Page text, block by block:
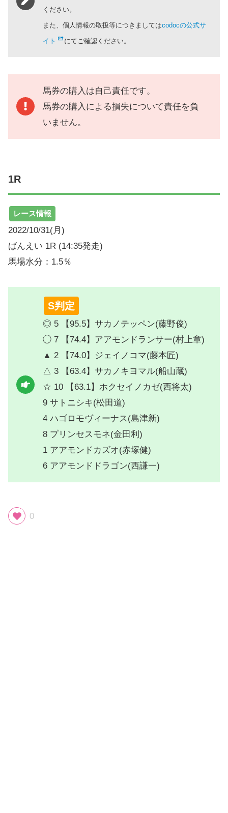
ください。
また、個人情報の取扱等につきましてはcodocの公式サ
イト にてご確認ください。
馬券の購入は自己責任です。
馬券の購入による損失について責任を負
いません。
1R
レース情報
2022/10/31(月)
ばんえい 1R (14:35発走)
馬場水分：1.5％
S判定
◎ 5 【95.5】サカノテッペン(藤野俊)
◯ 7 【74.4】アアモンドランサー(村上章)
▲ 2 【74.0】ジェイノコマ(藤本匠)
△ 3 【63.4】サカノキヨマル(船山蔵)
☆ 10 【63.1】ホクセイノカゼ(西将太)
9 サトニシキ(松田道)
4 ハゴロモヴィーナス(島津新)
8 プリンセスモネ(金田利)
1 アアモンドカズオ(赤塚健)
6 アアモンドドラゴン(西謙一)
0